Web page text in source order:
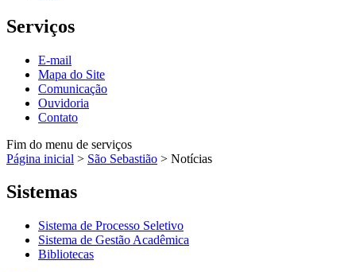
Serviços
E-mail
Mapa do Site
Comunicação
Ouvidoria
Contato
Fim do menu de serviços
Página inicial > São Sebastião > Notícias
Sistemas
Sistema de Processo Seletivo
Sistema de Gestão Acadêmica
Bibliotecas